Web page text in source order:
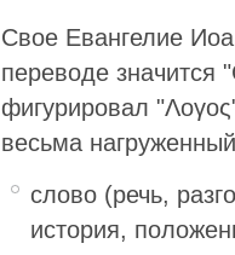
Свое Евангелие
переводе значится
фигурировал
весьма
слово (речь,
история,